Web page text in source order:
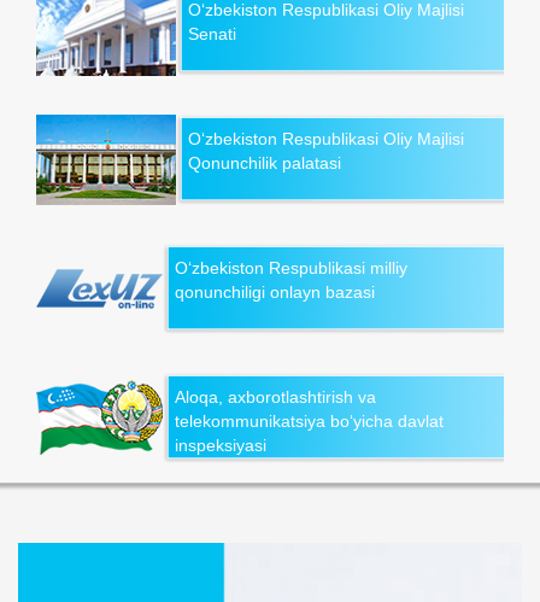
O‘zbekiston Respublikasi Oliy Majlisi
Senati
O‘zbekiston Respublikasi Oliy Majlisi
Qonunchilik palatasi
O‘zbekiston Respublikasi milliy
qonunchiligi onlayn bazasi
Aloqa, axborotlashtirish va
telekommunikatsiya bo‘yicha davlat
inspeksiyasi